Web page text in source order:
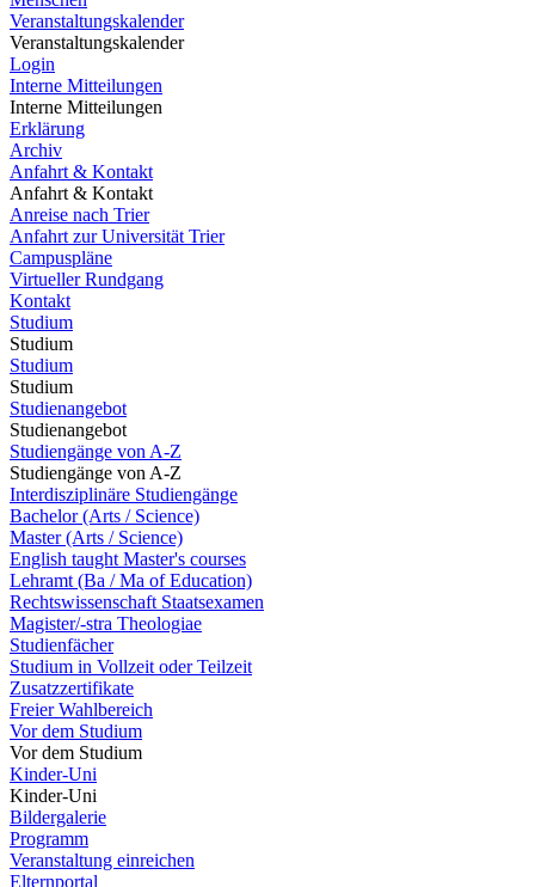
Veranstaltungskalender
Veranstaltungskalender
Login
Interne Mitteilungen
Interne Mitteilungen
Erklärung
Archiv
Anfahrt & Kontakt
Anfahrt & Kontakt
Anreise nach Trier
Anfahrt zur Universität Trier
Campuspläne
Virtueller Rundgang
Kontakt
Studium
Studium
Studium
Studium
Studienangebot
Studienangebot
Studiengänge von A-Z
Studiengänge von A-Z
Interdisziplinäre Studiengänge
Bachelor (Arts / Science)
Master (Arts / Science)
English taught Master's courses
Lehramt (Ba / Ma of Education)
Rechtswissenschaft Staatsexamen
Magister/-stra Theologiae
Studienfächer
Studium in Vollzeit oder Teilzeit
Zusatzzertifikate
Freier Wahlbereich
Vor dem Studium
Vor dem Studium
Kinder-Uni
Kinder-Uni
Bildergalerie
Programm
Veranstaltung einreichen
Elternportal